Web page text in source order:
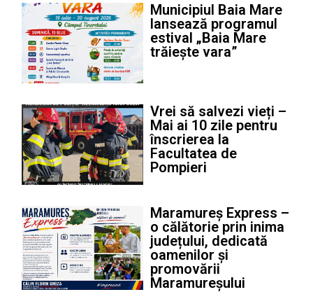
Municipiul Baia Mare
lansează programul
estival „Baia Mare
trăiește vara”
Vrei să salvezi vieți –
Mai ai 10 zile pentru
înscrierea la
Facultatea de
Pompieri
Maramureș Express –
o călătorie prin inima
județului, dedicată
oamenilor și
promovării
Maramureșului